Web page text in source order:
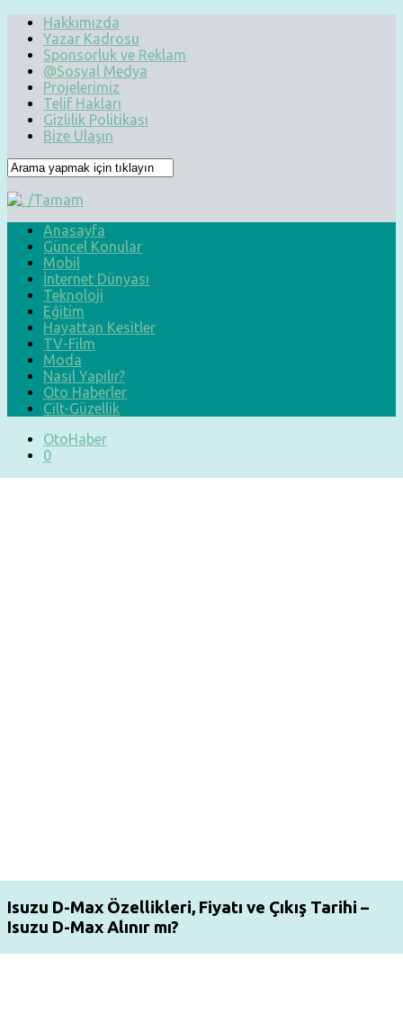
Hakkımızda
Yazar Kadrosu
Sponsorluk ve Reklam
@Sosyal Medya
Projelerimiz
Telif Hakları
Gizlilik Politikası
Bize Ulaşın
Anasayfa
Güncel Konular
Mobil
İnternet Dünyası
Teknoloji
Eğitim
Hayattan Kesitler
TV-Film
Moda
Nasıl Yapılır?
Oto Haberler
Cilt-Güzellik
OtoHaber
0
Isuzu D-Max Özellikleri, Fiyatı ve Çıkış Tarihi –
Isuzu D-Max Alınır mı?